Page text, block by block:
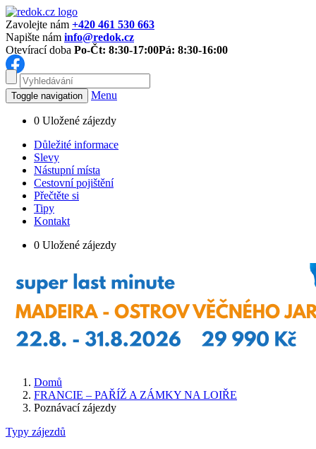
Zavolejte nám +420 461 530 663
Napište nám info@redok.cz
Otevírací doba Po-Čt: 8:30-17:00Pá: 8:30-16:00
Toggle navigation Menu
0 Uložené zájezdy
Důležité informace
Slevy
Nástupní místa
Cestovní pojištění
Přečtěte si
Tipy
Kontakt
0 Uložené zájezdy
Domů
FRANCIE – PAŘÍŽ A ZÁMKY NA LOIŘE
Poznávací zájezdy
Typy zájezdů